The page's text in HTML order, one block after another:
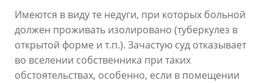
Имеются в виду те недуги, при которых больной
должен проживать изолировано (туберкулез в
открытой форме и т.п.). Зачастую суд отказывает
во вселении собственника при таких
обстоятельствах, особенно, если в помещении